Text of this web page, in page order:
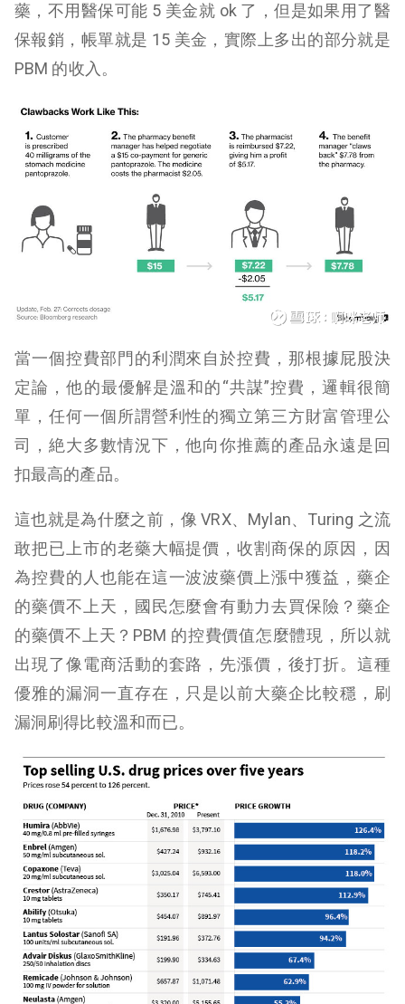
藥，不用醫保可能 5 美金就 ok 了，但是如果用了醫
保報銷，帳單就是 15 美金，實際上多出的部分就是
PBM 的收入。
當一個控費部門的利潤來自於控費，那根據屁股決
定論，他的最優解是溫和的“共謀”控費，邏輯很簡
單，任何一個所謂營利性的獨立第三方財富管理公
司，絶大多數情況下，他向你推薦的產品永遠是回
扣最高的產品。
這也就是為什麼之前，像 VRX、Mylan、Turing 之流
敢把已上市的老藥大幅提價，收割商保的原因，因
為控費的人也能在這一波波藥價上漲中獲益，藥企
的藥價不上天，國民怎麼會有動力去買保險？藥企
的藥價不上天？PBM 的控費價值怎麼體現，所以就
出現了像電商活動的套路，先漲價，後打折。這種
優雅的漏洞一直存在，只是以前大藥企比較穩，刷
漏洞刷得比較溫和而已。